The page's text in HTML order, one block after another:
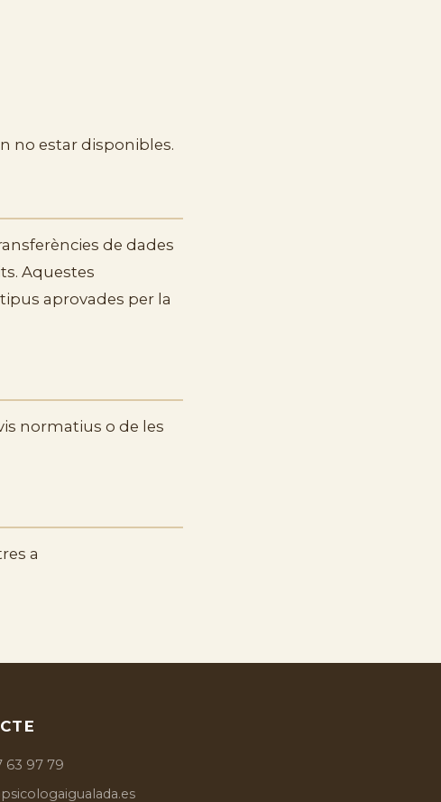
no estar disponibles.
de dades
Aquestes
aprovades per la
normatius o de les
a
63 97 79